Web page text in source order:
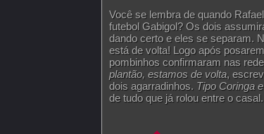
Você se lembra de quando
futebol Gabigol? Os dois
dando certo e eles se separam.
está de volta! Logo após
pombinhos confirmaram nas
plantão, estamos de volta,
dois agarradinhos. Tipo Coringa
de tudo que já rolou entre o casal.